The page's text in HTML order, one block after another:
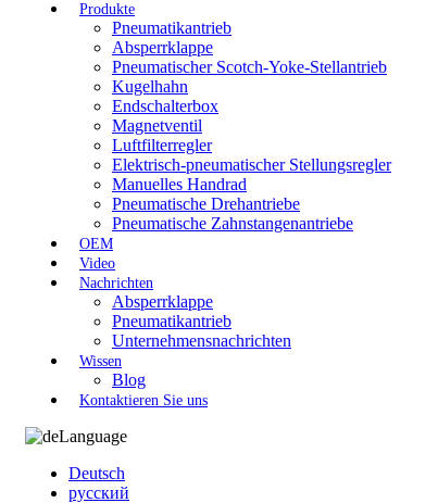
Produkte
Pneumatikantrieb
Absperrklappe
Pneumatischer Scotch-Yoke-Stellantrieb
Kugelhahn
Endschalterbox
Magnetventil
Luftfilterregler
Elektrisch-pneumatischer Stellungsregler
Manuelles Handrad
Pneumatische Drehantriebe
Pneumatische Zahnstangenantriebe
OEM
Video
Nachrichten
Absperrklappe
Pneumatikantrieb
Unternehmensnachrichten
Wissen
Blog
Kontaktieren Sie uns
Language
Deutsch
русский